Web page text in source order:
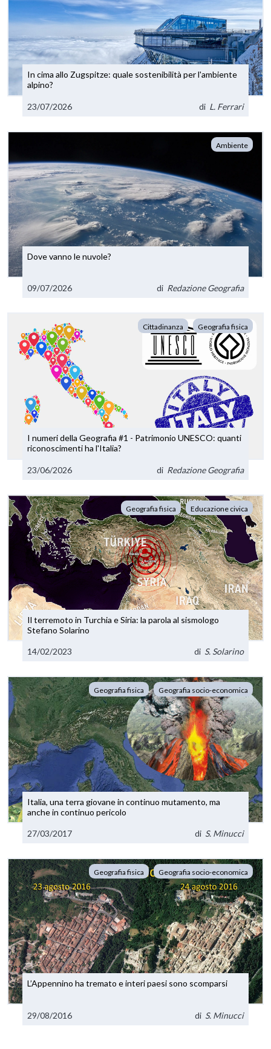
In cima allo Zugspitze: quale sostenibilità per l'ambiente
alpino?
23/07/2026 di L. Ferrari
Ambiente
Dove vanno le nuvole?
09/07/2026 di Redazione Geografia
Cittadinanza Geografia fisica
I numeri della Geografia #1 - Patrimonio UNESCO: quanti
riconoscimenti ha l'Italia?
23/06/2026 di Redazione Geografia
Geografia fisica Educazione civica
Il terremoto in Turchia e Siria: la parola al sismologo
Stefano Solarino
14/02/2023 di S. Solarino
Geografia fisica Geografia socio-economica
Italia, una terra giovane in continuo mutamento, ma
anche in continuo pericolo
27/03/2017 di S. Minucci
Geografia fisica Geografia socio-economica
L’Appennino ha tremato e interi paesi sono scomparsi
29/08/2016 di S. Minucci